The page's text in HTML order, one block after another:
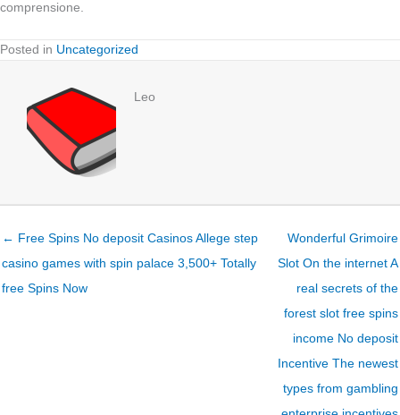
comprensione.
Posted in Uncategorized
Leo
← Free Spins No deposit Casinos Allege step
casino games with spin palace 3,500+ Totally
free Spins Now
Wonderful Grimoire
Slot On the internet A
real secrets of the
forest slot free spins
income No deposit
Incentive The newest
types from gambling